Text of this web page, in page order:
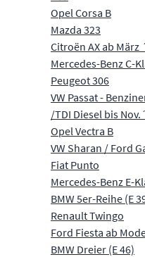
Opel Corsa B
Mazda 323
Citroën AX ab März
Mercedes-Benz C-
Peugeot 306
VW Passat -
/TDI Diesel bis
Opel Vectra B
VW Sharan / Ford
Fiat Punto
Mercedes-Benz E-
BMW 5er-Reihe (E
Renault Twingo
Ford Fiesta ab
BMW Dreier (E 46)